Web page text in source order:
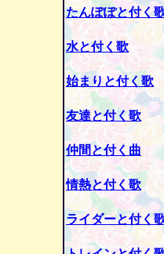
たんぽぽと付く
水と付く歌
始まりと付く歌
友達と付く歌
仲間と付く曲
情熱と付く歌
ライダーと付く